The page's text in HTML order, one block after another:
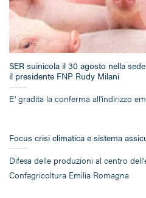
SER suinicola il 30 agosto nella
il presidente FNP Rudy Milani
E' gradita la conferma all'indirizzo
Focus crisi climatica e sistema
Difesa delle produzioni al centro
Confagricoltura Emilia Romagna